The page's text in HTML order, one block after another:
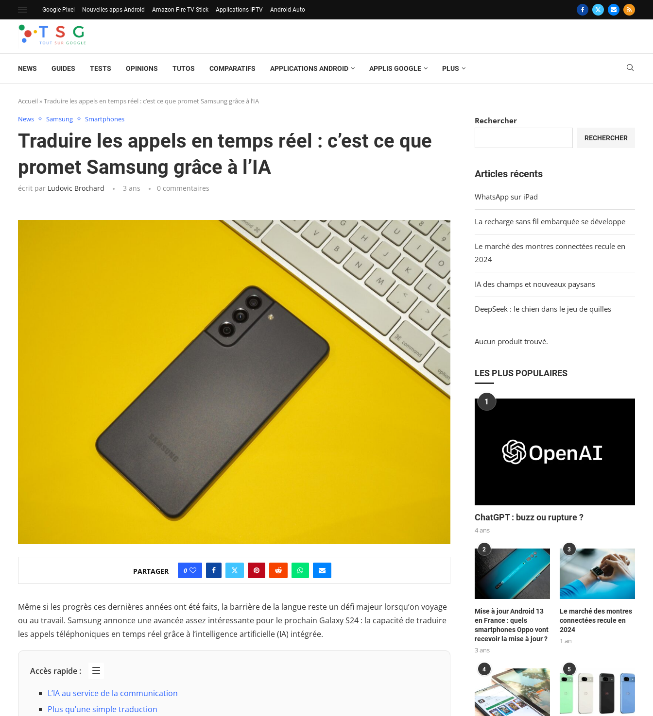
Google Pixel Nouvelles apps Android Amazon Fire TV Stick Applications IPTV Android Auto
NEWS GUIDES TESTS OPINIONS TUTOS COMPARATIFS APPLICATIONS ANDROID APPLIS GOOGLE PLUS
Accueil »Traduire les appels en temps réel : c’est ce que promet Samsung grâce à l’IA
News Samsung Smartphones
Traduire les appels en temps réel : c’est ce que
promet Samsung grâce à l’IA
écrit par Ludovic Brochard 3 ans 0 commentaires
PARTAGER 0
Même si les progrès ces dernières années ont été faits, la barrière de la langue reste un défi majeur lorsqu’on voyage
ou au travail. Samsung annonce une avancée assez intéressante pour le prochain Galaxy S24 : la capacité de traduire
les appels téléphoniques en temps réel grâce à l’intelligence artificielle (IA) intégrée.
Accès rapide :
L’IA au service de la communication
Plus qu’une simple traduction
Rechercher
RECHERCHER
Articles récents
WhatsApp sur iPad
La recharge sans fil embarquée se développe
Le marché des montres connectées recule en
2024
IA des champs et nouveaux paysans
DeepSeek : le chien dans le jeu de quilles
Aucun produit trouvé.
LES PLUS POPULAIRES
1
ChatGPT : buzz ou rupture ?
4 ans
2
Mise à jour Android 13
en France : quels
smartphones Oppo vont
recevoir la mise à jour ?
3 ans
3
Le marché des montres
connectées recule en
2024
1 an
4 5